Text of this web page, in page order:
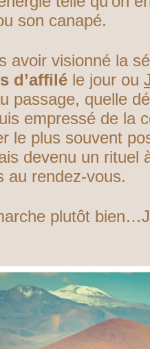
son canapé.
avoir visionné la
d’affilé le jour ou
passage, quelle
empressé de la
le plus souvent
devenu un rituel
au rendez-vous.
plutôt